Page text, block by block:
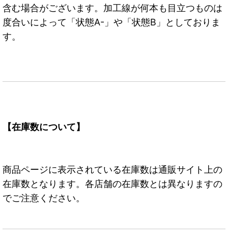
含む場合がございます。加工線が何本も目立つものは
度合いによって「状態A-」や「状態B」としておりま
す。
【在庫数について】
商品ページに表示されている在庫数は通販サイト上の
在庫数となります。各店舗の在庫数とは異なりますの
でご注意ください。